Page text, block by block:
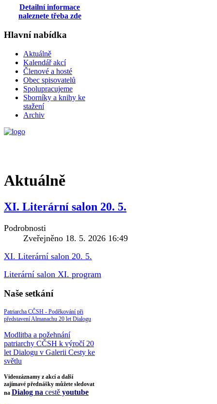
Detailní informace
naleznete třeba zde
Hlavní nabídka
Aktuálně
Kalendář akcí
Členové a hosté
Obec spisovatelů
Spolupracujeme
Sborníky a knihy ke
stažení
Archiv
Aktuálně
XI. Literární salon 20. 5.
Podrobnosti
Zveřejněno 18. 5. 2026 16:49
XI. Literární salon 20. 5.
Literární salon XI. program
Naše setkání
Patriarcha CČSH - Poděkování při
představení Almanachu 20 let Dialogu
Modlitba a požehnání
patriarchy CČSH k výročí 20
let Dialogu v Galerii Cesty ke
světlu
Videozáznamy z akcí a další
zajímavé přednášky můžete sledovat
na Dialog na cestě youtube